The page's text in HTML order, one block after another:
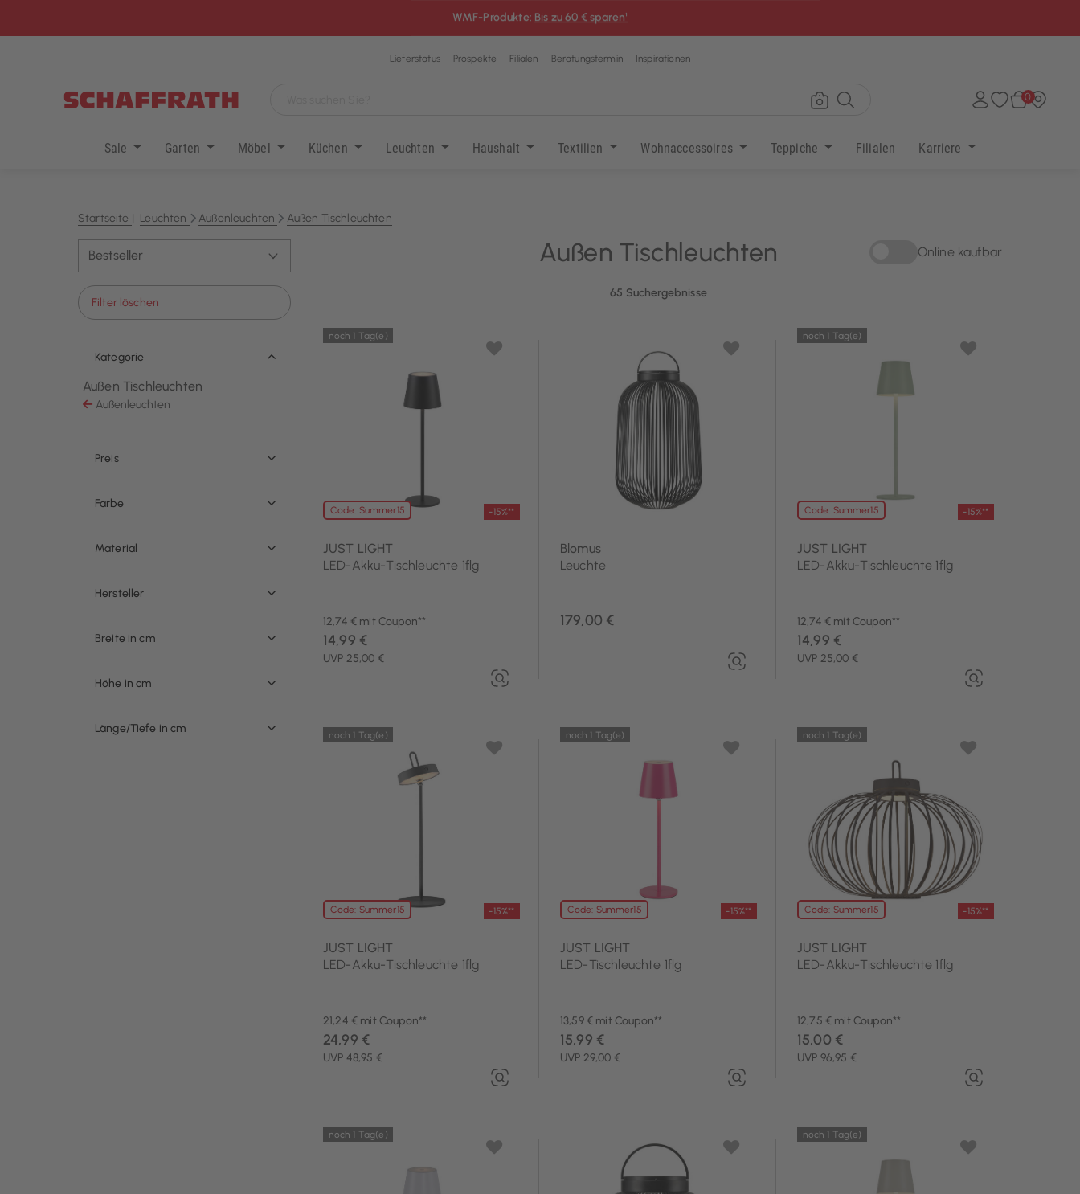
WMF-Produkte: Bis zu 60 € sparen¹
Lieferstatus Prospekte Filialen Beratungstermin Inspirationen
0
Sale Garten Möbel Küchen Leuchten Haushalt Textilien Wohnaccessoires Teppiche Filialen Karriere
Startseite Leuchten Außenleuchten Außen Tischleuchten
Außen Tischleuchten Online kaufbar
Sortieren nach Online kaufbar:
Filter löschen
Kategorie
Außen Tischleuchten
Ausgewählt Derzeit verfeinert von Kategorie: Außen Tischleuchten
Außenleuchten
Preis
Farbe
Material
Hersteller
Breite in cm
Höhe in cm
Länge/Tiefe in cm
65 Suchergebnisse
Code: Summer15 -15%**
noch 1 Tag(e)
JUST LIGHT
LED-Akku-Tischleuchte 1flg
12,74 € mit Coupon**
UVP 25,00 €
14,99 €
Blomus
Leuchte
179,00 €
Code: Summer15 -15%**
noch 1 Tag(e)
JUST LIGHT
LED-Akku-Tischleuchte 1flg
12,74 € mit Coupon**
UVP 25,00 €
14,99 €
Code: Summer15 -15%**
noch 1 Tag(e)
JUST LIGHT
LED-Akku-Tischleuchte 1flg
21,24 € mit Coupon**
UVP 48,95 €
24,99 €
Code: Summer15 -15%**
noch 1 Tag(e)
JUST LIGHT
LED-Tischleuchte 1flg
13,59 € mit Coupon**
UVP 29,00 €
15,99 €
Code: Summer15 -15%**
noch 1 Tag(e)
JUST LIGHT
LED-Akku-Tischleuchte 1flg
12,75 € mit Coupon**
UVP 96,95 €
15,00 €
noch 1 Tag(e) noch 1 Tag(e)